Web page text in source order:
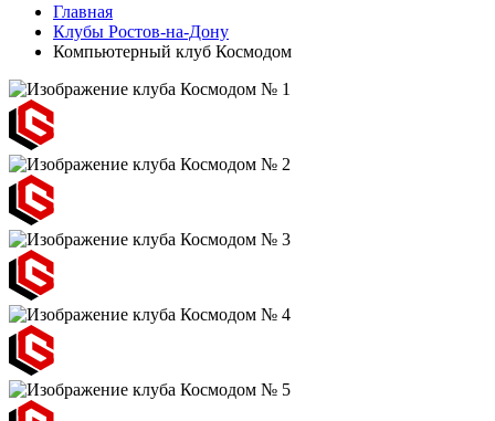
Главная
Клубы Ростов-на-Дону
Компьютерный клуб Космодом